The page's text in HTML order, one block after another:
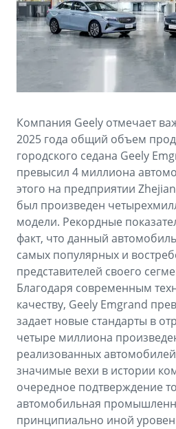
OKAVANGO
PREFACE
от 3 079 990 ₽* от
Аксессуары
Зарядные устройства
Расчет КАСКО
Страхование
GEELY Лизинг
Советы по эксплуатации
Спецпредложения
Гарантия Geely
Сервисная книжка
Вопросы и ответы
Компания Geely отмечает
2025 года общий объем
городского седана Geely
превысил 4 миллиона
этого на предприятии
был произведен
модели. Рекордные
факт, что данный
самых популярных и
представителей своего
Благодаря современным
качеству, Geely Emgrand
задает новые стандарты в
четыре миллиона
реализованных
значимые вехи в истории
очередное подтверждение
автомобильная
принципиально иной